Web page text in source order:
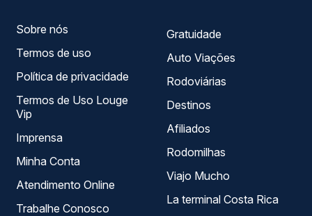
Sobre nós
Termos de uso
Política de privacidade
Termos de Uso Louge
Vip
Imprensa
Minha Conta
Atendimento Online
Trabalhe Conosco
Gratuidade
Auto Viações
Rodoviárias
Destinos
Afiliados
Rodomilhas
Viajo Mucho
La terminal Costa Rica